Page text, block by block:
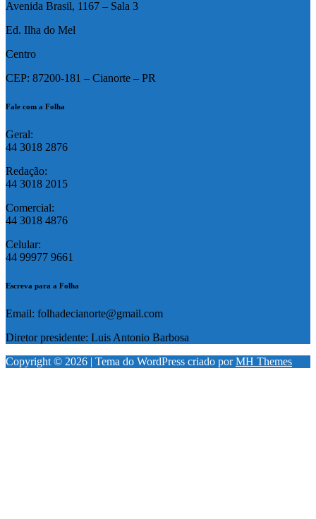
Avenida Brasil, 1167 – Sala 3
Ed. Ilha do Mel
Centro
CEP: 87200-181 – Cianorte – PR
Fale com a Folha
Geral:
44 3018 2876
Redação:
44 3018 2015
Comercial:
44 3018 4876
Celular:
44 99977 9661
Escreva para a Folha
Email: folhadecianorte@gmail.com
Diretor presidente: Luis Antonio Barbosa
Copyright © 2026 | Tema do WordPress criado porMH Themes